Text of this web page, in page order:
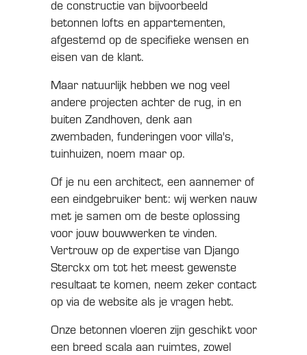
de constructie van bijvoorbeeld
betonnen lofts en appartementen,
afgestemd op de specifieke wensen en
eisen van de klant.
Maar natuurlijk hebben we nog veel
andere projecten achter de rug, in en
buiten Zandhoven, denk aan
zwembaden, funderingen voor villa's,
tuinhuizen, noem maar op.
Of je nu een architect, een aannemer of
een eindgebruiker bent: wij werken nauw
met je samen om de beste oplossing
voor jouw bouwwerken te vinden.
Vertrouw op de expertise van Django
Sterckx om tot het meest gewenste
resultaat te komen, neem zeker contact
op via de website als je vragen hebt.
Onze betonnen vloeren zijn geschikt voor
een breed scala aan ruimtes, zowel